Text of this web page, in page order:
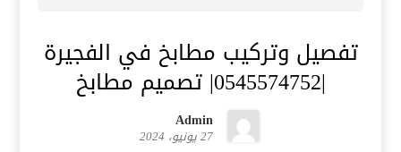
تفصيل وتركيب مطابخ في الفجيرة
|0545574752| تصميم مطابخ
Admin
27 يونيو، 2024